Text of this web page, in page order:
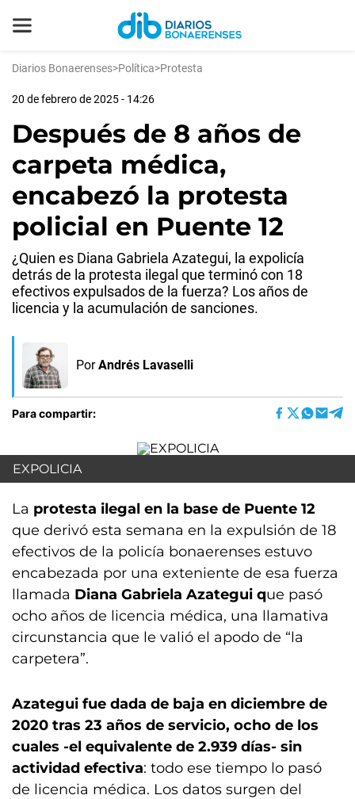
Diarios Bonaerenses>Política>Protesta
20 de febrero de 2025 - 14:26
Después de 8 años de
carpeta médica,
encabezó la protesta
policial en Puente 12
¿Quien es Diana Gabriela Azategui, la expolicía
detrás de la protesta ilegal que terminó con 18
efectivos expulsados de la fuerza? Los años de
licencia y la acumulación de sanciones.
Por Andrés Lavaselli
Para compartir:
EXPOLICIA
La protesta ilegal en la base de Puente 12
que derivó esta semana en la expulsión de 18
efectivos de la policía bonaerenses estuvo
encabezada por una exteniente de esa fuerza
llamada Diana Gabriela Azategui que pasó
ocho años de licencia médica, una llamativa
circunstancia que le valió el apodo de “la
carpetera”.
Azategui fue dada de baja en diciembre de
2020 tras 23 años de servicio, ocho de los
cuales -el equivalente de 2.939 días- sin
actividad efectiva: todo ese tiempo lo pasó
de licencia médica. Los datos surgen del